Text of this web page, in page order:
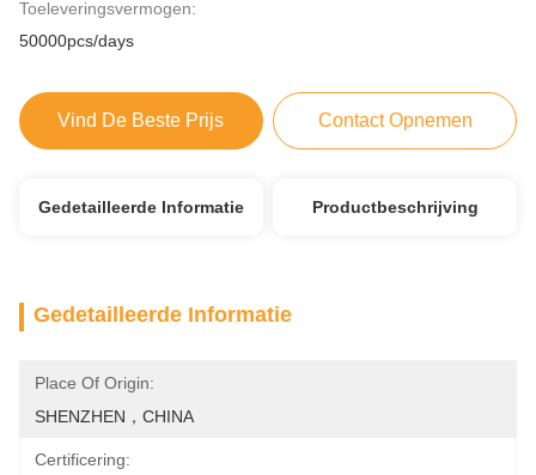
Toeleveringsvermogen:
50000pcs/days
Vind De Beste Prijs Contact Opnemen
Gedetailleerde Informatie Productbeschrijving
Gedetailleerde Informatie
Place Of Origin:
SHENZHEN，CHINA
Certificering: